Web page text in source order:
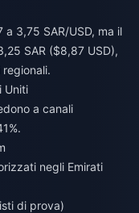
3,75 SAR/USD, ma il
SAR ($8,87 USD),
Uniti
a canali
negli Emirati
di prova)